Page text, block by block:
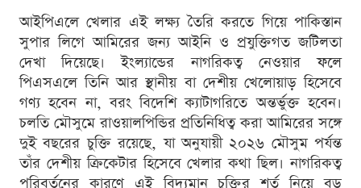
আইপিএলে খেলার এই লক্ষ্য তৈরি করতে গিয়ে পাকিস্তান
সুপার লিগে আমিরের জন্য আইনি ও প্রযুক্তিগত জটিলতা
দেখা দিয়েছে। ইংল্যান্ডের নাগরিকত্ব নেওয়ার ফলে
পিএসএলে তিনি আর স্থানীয় বা দেশীয় খেলোয়াড় হিসেবে
গণ্য হবেন না, বরং বিদেশি ক্যাটাগরিতে অন্তর্ভুক্ত হবেন।
চলতি মৌসুমে রাওয়ালপিন্ডির প্রতিনিধিত্ব করা আমিরের সঙ্গে
দুই বছরের চুক্তি রয়েছে, যা অনুযায়ী ২০২৬ মৌসুম পর্যন্ত
তাঁর দেশীয় ক্রিকেটার হিসেবে খেলার কথা ছিল। নাগরিকত্ব
পরিবর্তনের কারণে এই বিদ্যমান চুক্তির শর্ত নিয়ে বড়